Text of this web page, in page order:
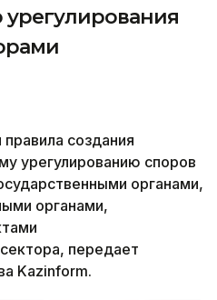
создания
урегулированию споров
органами,
органами,
передает
Kazinform.